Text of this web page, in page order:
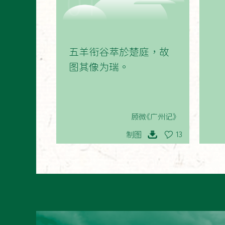
五羊衔谷萃於楚庭，故
图其像为瑞。
顾微《广州记》
制图 13